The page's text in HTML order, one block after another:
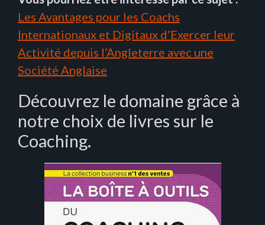
Les Avantages pour les Coachs
Internationaux et Digitaux d’Exercer leur
Activité depuis l’Angleterre avec une
Société Anglaise
Découvrez le domaine grâce à
notre choix de livres sur le
Coaching.